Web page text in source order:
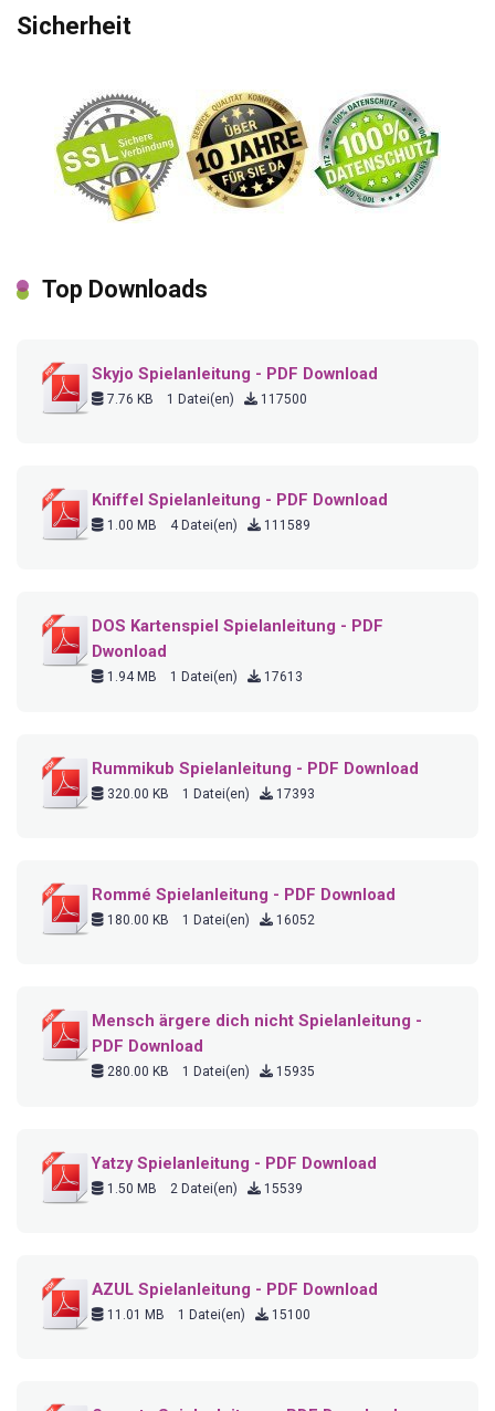
Sicherheit
Top Downloads
Skyjo Spielanleitung - PDF Download
7.76 KB 1 Datei(en) 117500
Kniffel Spielanleitung - PDF Download
1.00 MB 4 Datei(en) 111589
DOS Kartenspiel Spielanleitung - PDF
Dwonload
1.94 MB 1 Datei(en) 17613
Rummikub Spielanleitung - PDF Download
320.00 KB 1 Datei(en) 17393
Rommé Spielanleitung - PDF Download
180.00 KB 1 Datei(en) 16052
Mensch ärgere dich nicht Spielanleitung -
PDF Download
280.00 KB 1 Datei(en) 15935
Yatzy Spielanleitung - PDF Download
1.50 MB 2 Datei(en) 15539
AZUL Spielanleitung - PDF Download
11.01 MB 1 Datei(en) 15100